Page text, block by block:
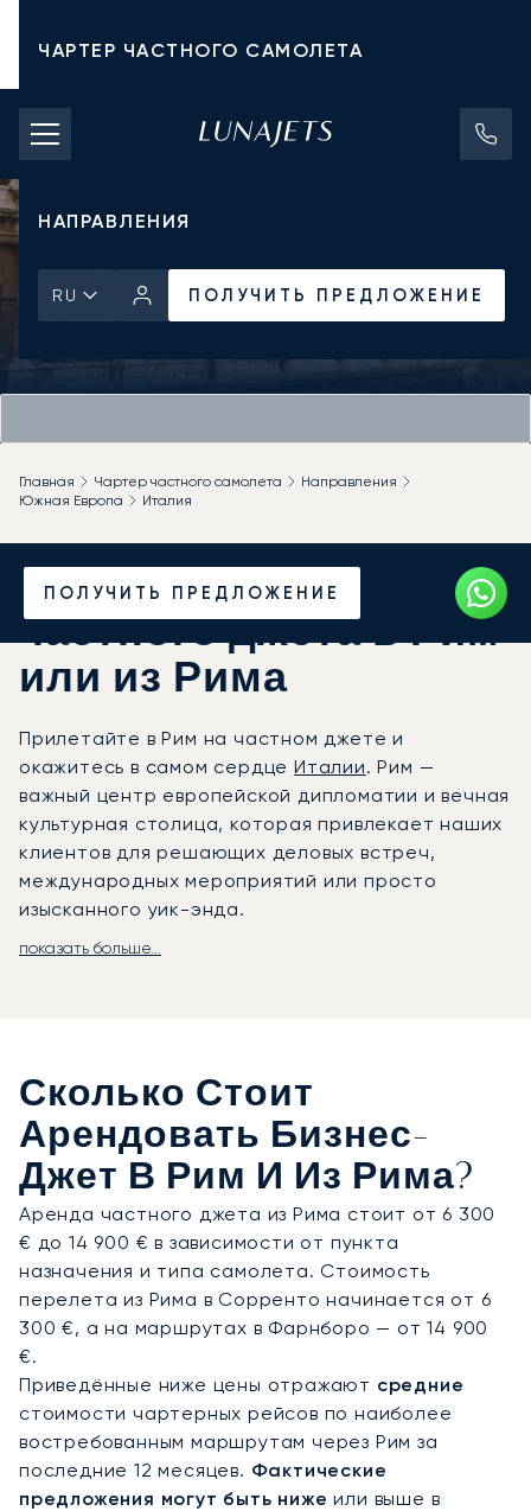
ЧАРТЕР ЧАСТНОГО САМОЛЕТА
СТОИМОСТЬ ЧАРТЕРА
ЧАСТНЫЕ САМОЛЕТЫ
НАПРАВЛЕНИЯ
RU ПОЛУЧИТЬ ПРЕДЛОЖЕНИЕ
ПОЛУЧИТЬ ПРЕДЛОЖЕНИЕ
Главная Чартер частного самолета
Направления
Южная Европа
Италия
Закажите аренду
частного джета в Рим
или из Рима
Прилетайте в Рим на частном джете и
окажитесь в самом сердцеИталии. Рим —
важный центр европейской дипломатии и вечная
культурная столица, которая привлекает наших
клиентов для решающих деловых встреч,
международных мероприятий или просто
изысканного уик-энда.
Мы организуем ваше путешествие в полном
над вашим расписанием гарантирует
конфиденциальное и оперативное прибытие в
аэропорт Рим-Чампино — предпочтительный
терминал города для частной авиации.
Наш высочайший уровень операционной
деятельности подтверждается безупречной
историей безопасности полетов —
обязательным требованием для нашей
сертификации ARGUS®. Приверженность
высочайшим стандартам обеспечивает полную
уверенность в вашем путешествии, гарантируя,
что перелет в Рим будет организован с
исключительным качеством и абсолютной
конфиденциальностью.
показать больше...
Сколько Стоит
Арендовать Бизнес-
Джет В Рим И Из Рима?
Аренда частного джета из Рима стоит от 6 300
€ до 14 900 € в зависимости от пункта
назначения и типа самолета. Стоимость
перелета из Рима в Сорренто начинается от 6
300 €, а на маршрутах в Фарнборо — от 14 900
€.
Приведённые ниже цены отражают средние
стоимости чартерных рейсов по наиболее
востребованным маршрутам через Рим за
последние 12 месяцев. Фактические
предложения могут быть ниже или выше в